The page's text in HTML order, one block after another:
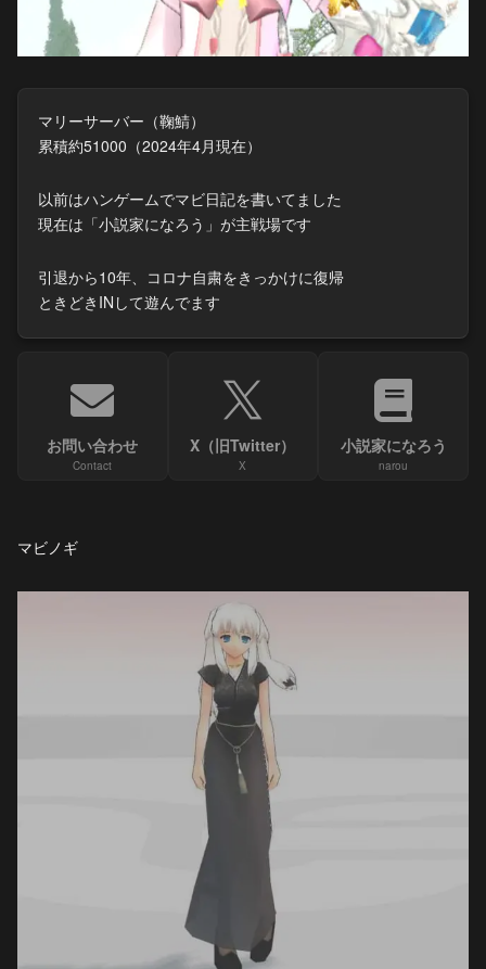
マリーサーバー（鞠鯖）
累積約51000（2024年4月現在）
以前はハンゲームでマビ日記を書いてました
現在は「小説家になろう」が主戦場です
引退から10年、コロナ自粛をきっかけに復帰
ときどきINして遊んでます
お問い合わせ
Contact
X（旧Twitter）
X
小説家になろう
narou
マビノギ